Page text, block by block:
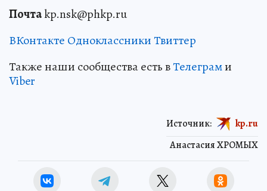
Почтаkp.nsk@phkp.ru
ВКонтакте ОдноклассникиТвиттер
Также наши сообщества есть вТелеграми
Viber
Анастасия ХРОМЫХ
Источник: kp.ru